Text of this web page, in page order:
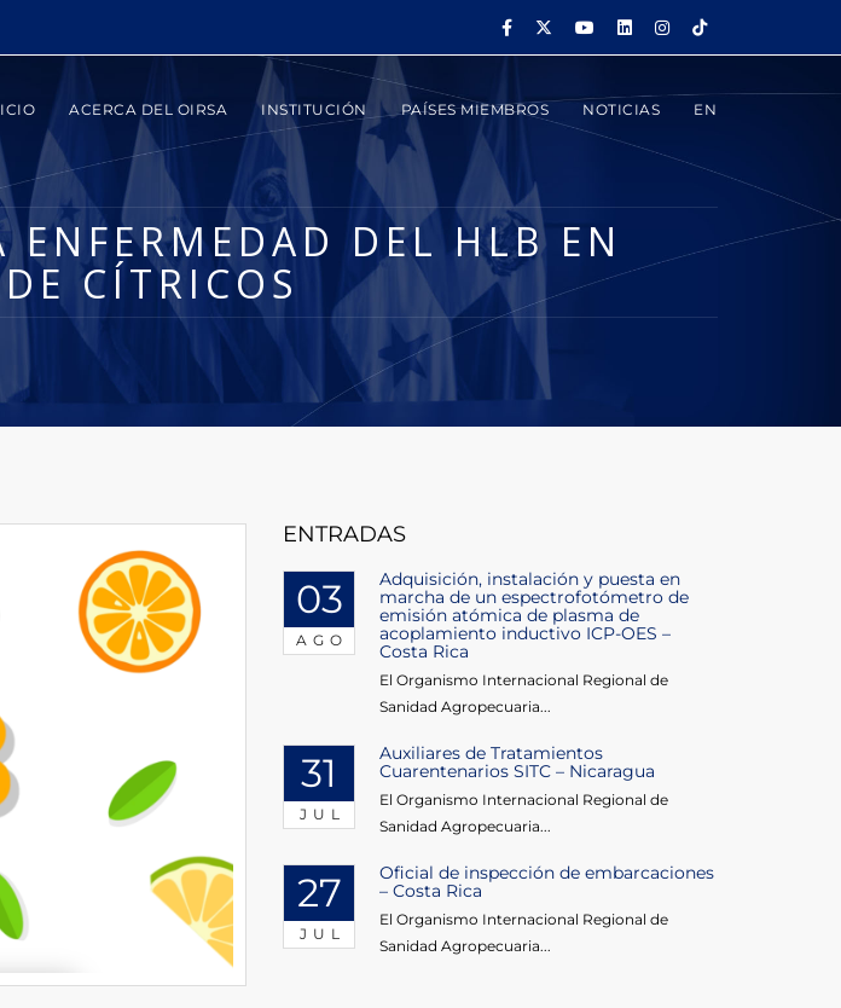
ACERCA DEL OIRSA INSTITUCIÓN PAÍSES MIEMBROS NOTICIAS EN
DEL HLB EN
CÍTRICOS
ENTRADAS
03
AGO
Adquisición, instalación y puesta en
marcha de un espectrofotómetro de
emisión atómica de plasma de
acoplamiento inductivo ICP-OES –
Costa Rica
El Organismo Internacional Regional de
Sanidad Agropecuaria...
31
JUL
Auxiliares de Tratamientos
Cuarentenarios SITC – Nicaragua
El Organismo Internacional Regional de
Sanidad Agropecuaria...
27
JUL
Oficial de inspección de embarcaciones
– Costa Rica
El Organismo Internacional Regional de
Sanidad Agropecuaria...